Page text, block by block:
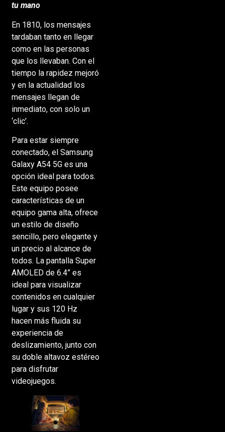
tu mano
En 1810, los mensajes
tardaban tanto en llegar
como en las personas
que los llevaban. Con el
tiempo la rapidez mejoró
y en la actualidad los
mensajes llegan de
inmediato, con solo un
‘clic’.
Para estar siempre
conectado, el Samsung
Galaxy A54 5G es una
opción ideal para todos.
Este equipo posee
características de un
equipo gama alta, ofrece
un estilo de diseño
sencillo, pero elegante y
un precio al alcance de
todos. La pantalla Super
AMOLED de 6.4” es
ideal para visualizar
contenidos en cualquier
lugar y sus 120 Hz
hacen más fluida su
experiencia de
deslizamiento, junto con
su doble altavoz estéreo
para disfrutar
videojuegos.